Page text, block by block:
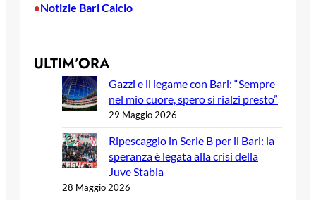
•Notizie Bari Calcio
ULTIM’ORA
Gazzi e il legame con Bari: “Sempre
nel mio cuore, spero si rialzi presto”
29 Maggio 2026
Ripescaggio in Serie B per il Bari: la
speranza è legata alla crisi della
Juve Stabia
28 Maggio 2026